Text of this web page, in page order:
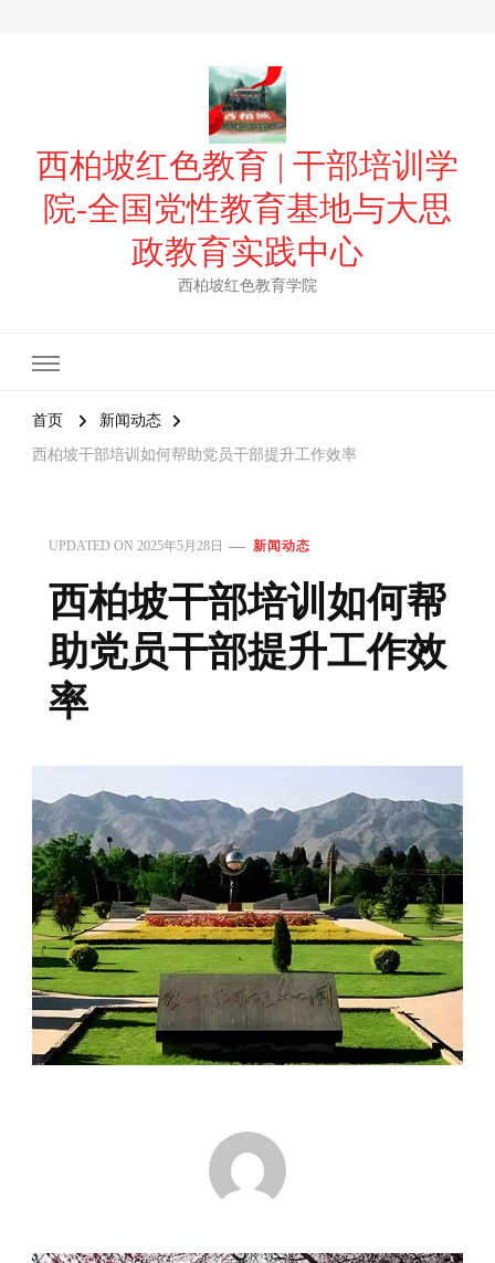
西柏坡红色教育 | 干部培训学
院-全国党性教育基地与大思
政教育实践中心
西柏坡红色教育学院
首页 新闻动态
西柏坡干部培训如何帮助党员干部提升工作效率
UPDATED ON 2025年5月28日 新闻动态
西柏坡干部培训如何帮
助党员干部提升工作效
率